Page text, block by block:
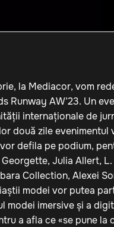
la Mediacor, vom
Runway AW’23. Un
internaționale de
două zile
defila pe podium,
Julia Allert,
Collection, Alexei
modei vor putea
modei imersive și a
a afla ce «se pune la